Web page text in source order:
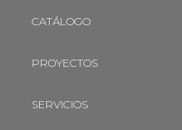
CATÁLOGO
PROYECTOS
SERVICIOS